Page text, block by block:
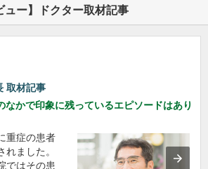
ュー】ドクター取材記事
取材記事
かで印象に残っているエピソードはあり
重症の患者
れました。
ではその患